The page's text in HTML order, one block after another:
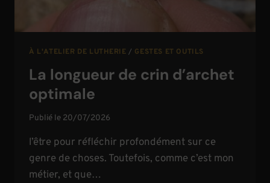
À L'ATELIER DE LUTHERIE / GESTES ET OUTILS
La longueur de crin d’archet
optimale
Publié le 20/07/2026
l’être pour réfléchir profondément sur ce
genre de choses. Toutefois, comme c’est mon
métier, et que…